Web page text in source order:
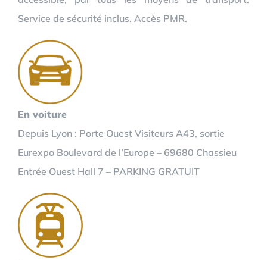
Service de sécurité inclus. Accès PMR.
En voiture
Depuis Lyon : Porte Ouest Visiteurs A43, sortie
Eurexpo Boulevard de l’Europe – 69680 Chassieu
Entrée Ouest Hall 7 – PARKING GRATUIT